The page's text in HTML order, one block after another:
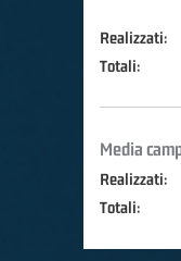
Realizzati:
Totali:
Media
Realizzati:
Totali: